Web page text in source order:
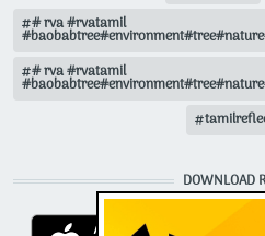
# rva #rvatamil
# rva #rvatamil
DOWNLOAD